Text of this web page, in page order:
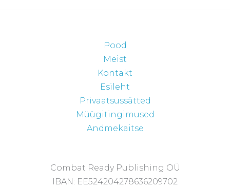
Pood
Meist
Kontakt
Esileht
Privaatsussätted
Müügitingimused
Andmekaitse
Combat Ready Publishing OÜ
IBAN: EE524204278636209702